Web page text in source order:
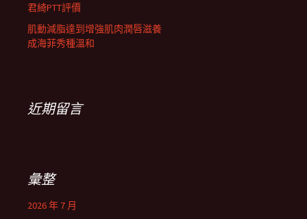
君綺PTT評價
肌動減脂達到增強肌肉潤唇滋養
成海菲秀種溫和
近期留言
彙整
2026 年 7 月